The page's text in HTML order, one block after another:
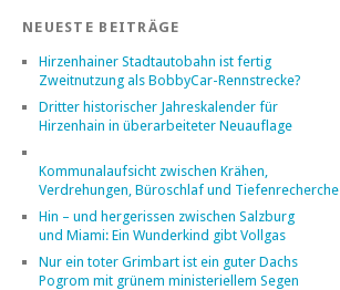
NEUESTE BEITRÄGE
Hirzenhainer Stadtautobahn ist fertig
Zweitnutzung als BobbyCar-Rennstrecke?
Dritter historischer Jahreskalender für
Hirzenhain in überarbeiteter Neuauflage
Kommunalaufsicht zwischen Krähen,
Verdrehungen, Büroschlaf und Tiefenrecherche
Hin – und hergerissen zwischen Salzburg
und Miami: Ein Wunderkind gibt Vollgas
Nur ein toter Grimbart ist ein guter Dachs
Pogrom mit grünem ministeriellem Segen